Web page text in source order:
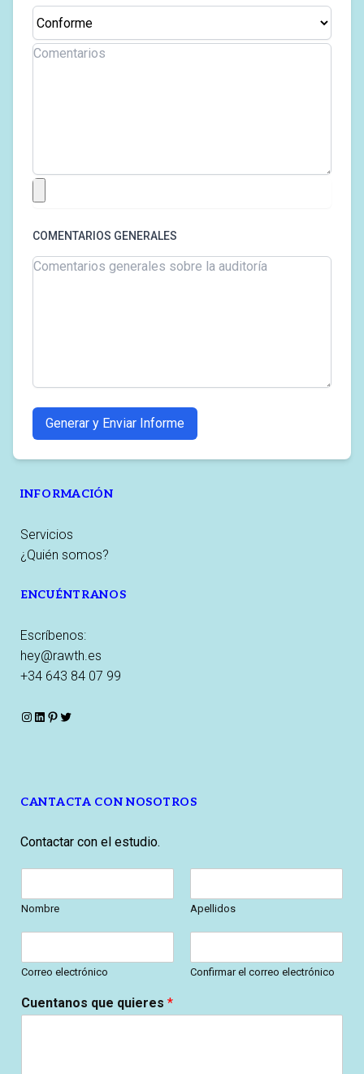
COMENTARIOS GENERALES
Generar y Enviar Informe
INFORMACIÓN
Servicios
¿Quién somos?
ENCUÉNTRANOS
Escríbenos:
hey@rawth.es
+34 643 84 07 99
Instagram
LinkedIn
Pinterest
Twitter
CANTACTA CON NOSOTROS
Contactar con el estudio.
m
*
Nombre Apellidos
E
a
i
l
*
a
l
*
Correo electrónico Confirmar el correo electrónico
Cuentanos que quieres *